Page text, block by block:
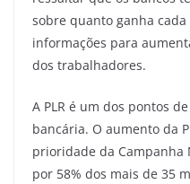
sobre quanto ganha
informações para
dos trabalhadores.
A PLR é um dos pontos
bancária. O aumento da
prioridade da Campanha
por 58% dos mais de 35